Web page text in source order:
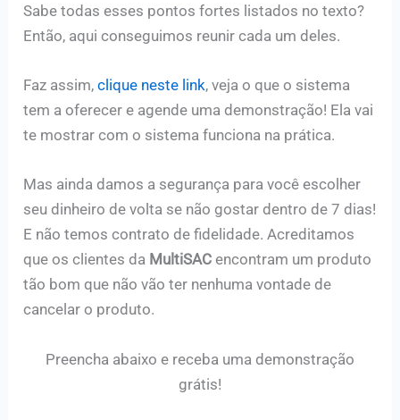
Sabe todas esses pontos fortes listados no texto?
Então, aqui conseguimos reunir cada um deles.
Faz assim, clique neste link, veja o que o sistema
tem a oferecer e agende uma demonstração! Ela vai
te mostrar com o sistema funciona na prática.
Mas ainda damos a segurança para você escolher
seu dinheiro de volta se não gostar dentro de 7 dias!
E não temos contrato de fidelidade. Acreditamos
que os clientes da MultiSAC encontram um produto
tão bom que não vão ter nenhuma vontade de
cancelar o produto.
Preencha abaixo e receba uma demonstração
grátis!